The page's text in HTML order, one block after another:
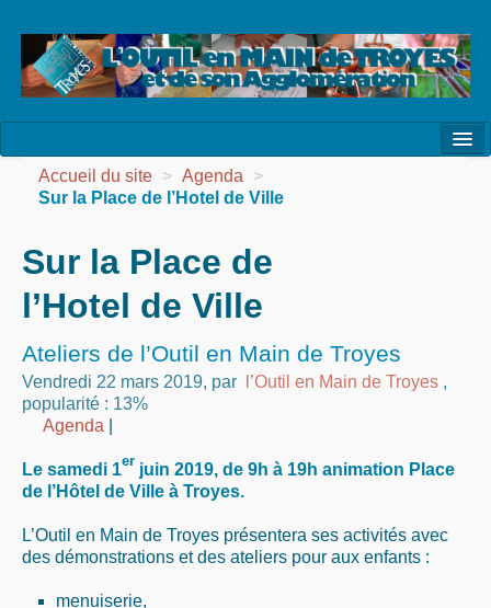
l’Association
la Vie des Ateliers
les Evénements
les Réalisations
Agenda
Contact
Accueil du site > Agenda
>
Sur la Place de l’Hotel de Ville
Sur la Place de
l’Hotel de Ville
Ateliers de l’Outil en Main de Troyes
Vendredi 22 mars 2019, par l’Outil en Main de Troyes ,
popularité : 13%
Agenda
Le samedi 1
er
juin 2019, de 9h à 19h animation Place
de l’Hôtel de Ville à Troyes.
L’Outil en Main de Troyes présentera ses activités avec
des démonstrations et des ateliers pour aux enfants :
menuiserie,